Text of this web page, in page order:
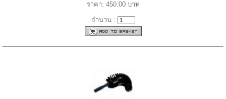
ราคา: 450.00 บาท
จำนวน :